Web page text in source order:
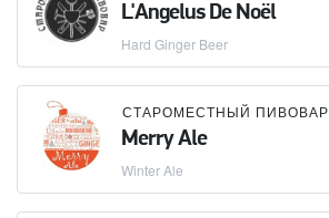
L'Angelus De Noël
Hard Ginger Beer
СТАРОМЕСТНЫЙ ПИВОВАР
Merry Ale
Winter Ale